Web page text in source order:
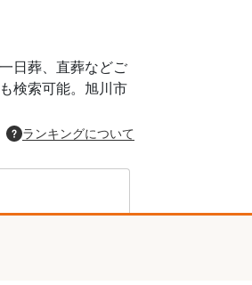
日葬、直葬などご
検索可能。旭川市
ランキングについて